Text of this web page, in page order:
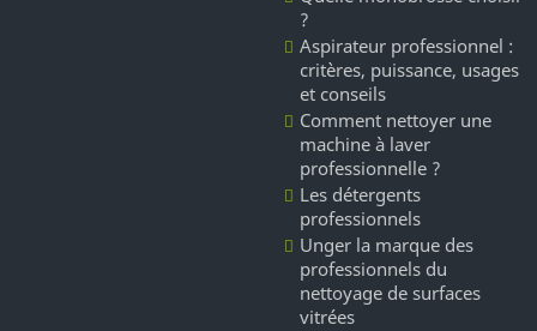
?
Aspirateur professionnel :
critères, puissance, usages
et conseils
Comment nettoyer une
machine à laver
professionnelle ?
Les détergents
professionnels
Unger la marque des
professionnels du
nettoyage de surfaces
vitrées